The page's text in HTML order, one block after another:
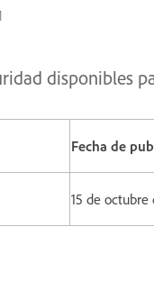
disponibles
Fecha de
15 de octubre